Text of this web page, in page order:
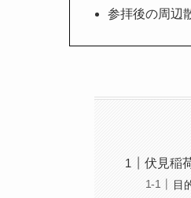
参拝後の周辺
伏見稲
目